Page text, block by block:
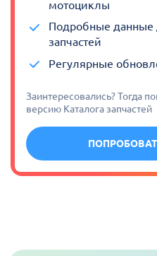
мотоциклы
Подробные данные
запчастей
Регулярные
Заинтересовались? Тогда
версию Каталога запчастей